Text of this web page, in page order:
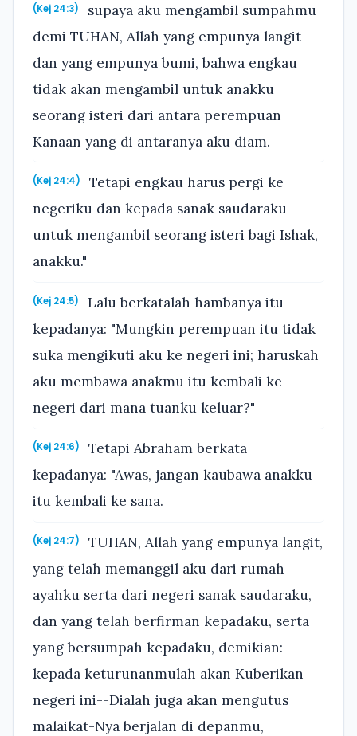
(Kej 24:3)
supaya aku mengambil sumpahmu
demi TUHAN, Allah yang empunya langit
dan yang empunya bumi, bahwa engkau
tidak akan mengambil untuk anakku
seorang isteri dari antara perempuan
Kanaan yang di antaranya aku diam.
(Kej 24:4)
Tetapi engkau harus pergi ke
negeriku dan kepada sanak saudaraku
untuk mengambil seorang isteri bagi Ishak,
anakku."
(Kej 24:5)
Lalu berkatalah hambanya itu
kepadanya: "Mungkin perempuan itu tidak
suka mengikuti aku ke negeri ini; haruskah
aku membawa anakmu itu kembali ke
negeri dari mana tuanku keluar?"
(Kej 24:6)
Tetapi Abraham berkata
kepadanya: "Awas, jangan kaubawa anakku
itu kembali ke sana.
(Kej 24:7)
TUHAN, Allah yang empunya langit,
yang telah memanggil aku dari rumah
ayahku serta dari negeri sanak saudaraku,
dan yang telah berfirman kepadaku, serta
yang bersumpah kepadaku, demikian:
kepada keturunanmulah akan Kuberikan
negeri ini--Dialah juga akan mengutus
malaikat-Nya berjalan di depanmu,